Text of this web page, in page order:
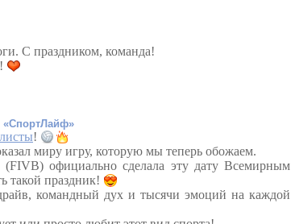
С праздником, команда!
!
миру игру, которую мы теперь обожаем.
официально сделала эту дату Всемирным
такой праздник!
командный дух и тысячи эмоций на каждой